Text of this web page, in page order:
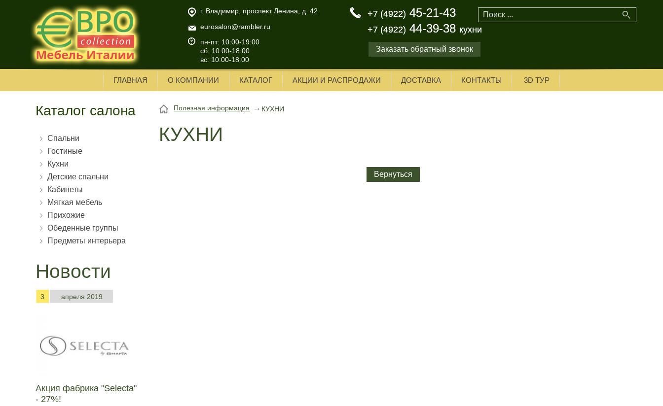
+7 (4922) 45-21-43
+7 (4922) 44-39-38 кухни
eurosalon@rambler.ru
г. Владимир, проспект Ленина, д. 42
пн-пт: 10:00-19:00
сб: 10:00-18:00
вс: 10:00-18:00
Заказать обратный звонок
+7 (4922) 45-21-43
+7 (4922) 44-39-38 кухни
ГЛАВНАЯ О КОМПАНИИ КАТАЛОГ АКЦИИ И РАСПРОДАЖИ ДОСТАВКА КОНТАКТЫ 3D ТУР
Каталог салона
Спальни
Гостиные
Кухни
Детские спальни
Кабинеты
Мягкая мебель
Прихожие
Обеденные группы
Предметы интерьера
Новости
3 апреля 2019
Акция фабрика "Selecta"
- 27%!
Полезная информация КУХНИ
КУХНИ
Вернуться